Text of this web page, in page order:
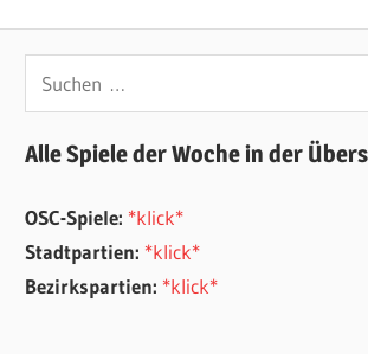
Alle Spiele der Woche in der
OSC-Spiele: *klick*
Stadtpartien: *klick*
Bezirkspartien: *klick*